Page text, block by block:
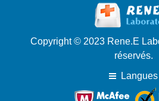
Copyright © 2023 Rene.E
réservés.
Langues